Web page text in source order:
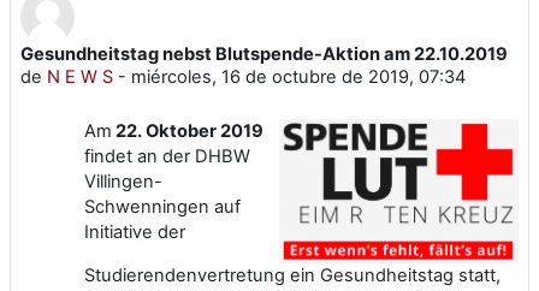
Gesundheitstag nebst Blutspende-Aktion am 22.10.2019
de N E W S - miércoles, 16 de octubre de 2019, 07:34
Número de respuestas: 0
Am 22. Oktober 2019
findet an der DHBW
Villingen-
Schwenningen auf
Initiative der
Studierendenvertretung ein Gesundheitstag statt,